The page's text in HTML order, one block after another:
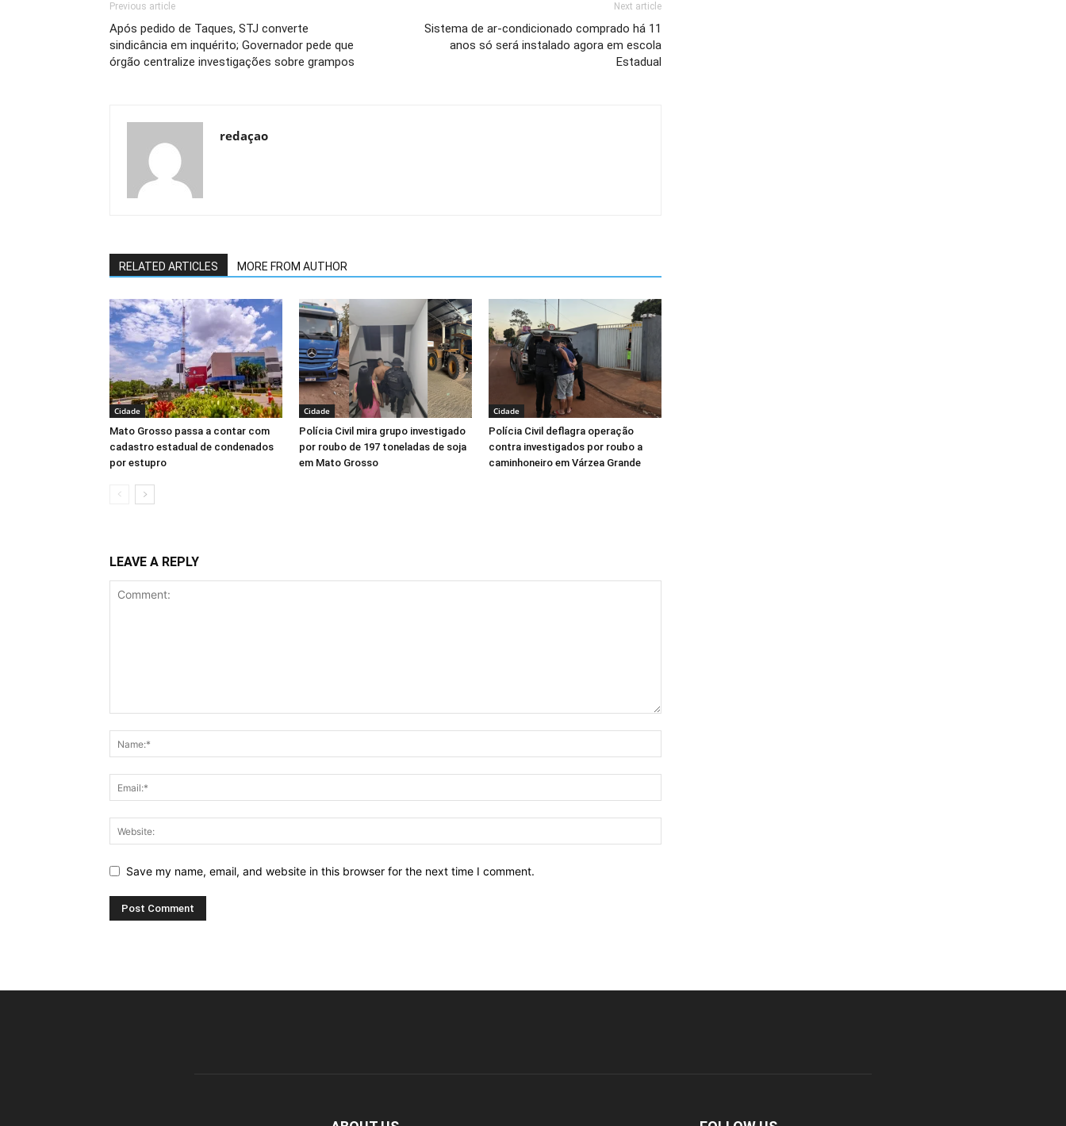
Previous article
Após pedido de Taques, STJ converte
sindicância em inquérito; Governador pede que
órgão centralize investigações sobre grampos
Next article
Sistema de ar-condicionado comprado há 11
anos só será instalado agora em escola
Estadual
redaçao
RELATED ARTICLES MORE FROM AUTHOR
Cidade
Mato Grosso passa a contar com
cadastro estadual de condenados
por estupro
Cidade
Polícia Civil mira grupo investigado
por roubo de 197 toneladas de soja
em Mato Grosso
Cidade
Polícia Civil deflagra operação
contra investigados por roubo a
caminhoneiro em Várzea Grande
LEAVE A REPLY
Save my name, email, and website in this browser for the next time I comment.